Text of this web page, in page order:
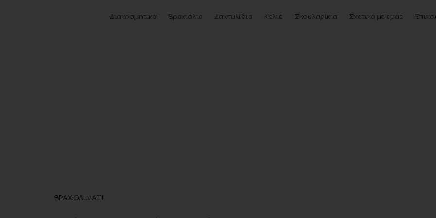
Διακοσμητικά Βραχιόλια Δαχτυλίδια Κολιέ Σκουλαρίκια Σχετικά με εμάς
ΒΡΑΧΙΟΛΙ ΜΑΤΙ